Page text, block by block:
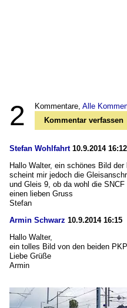
2 Kommentare, Alle
Kommentar verfassen
Stefan Wohlfahrt10.9.2014 16:12
Hallo Walter, ein schönes Bild
scheint mir jedoch die
und Gleis 9, ob da wohl die
einen lieben Gruss
Stefan
Armin Schwarz 10.9.2014 16:15
Hallo Walter,
ein tolles Bild von den beiden
Liebe Grüße
Armin